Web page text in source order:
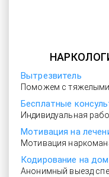
Вытрезвитель
Поможем с
Бесплатные
Индивидуальная
Мотивация на
Мотивация
Кодирование на
Анонимный выезд